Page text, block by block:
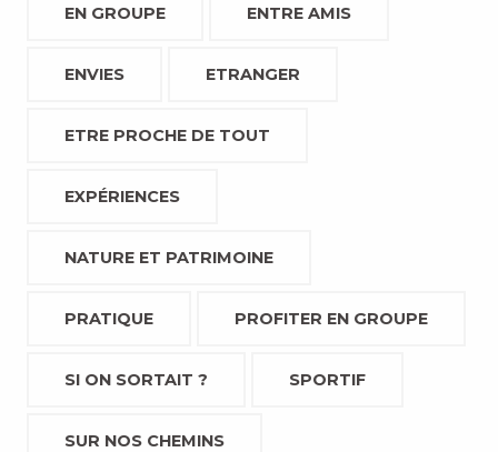
EN GROUPE ENTRE AMIS
ENVIES ETRANGER
ETRE PROCHE DE TOUT
EXPÉRIENCES
NATURE ET PATRIMOINE
PRATIQUE PROFITER EN GROUPE
SI ON SORTAIT ? SPORTIF
SUR NOS CHEMINS